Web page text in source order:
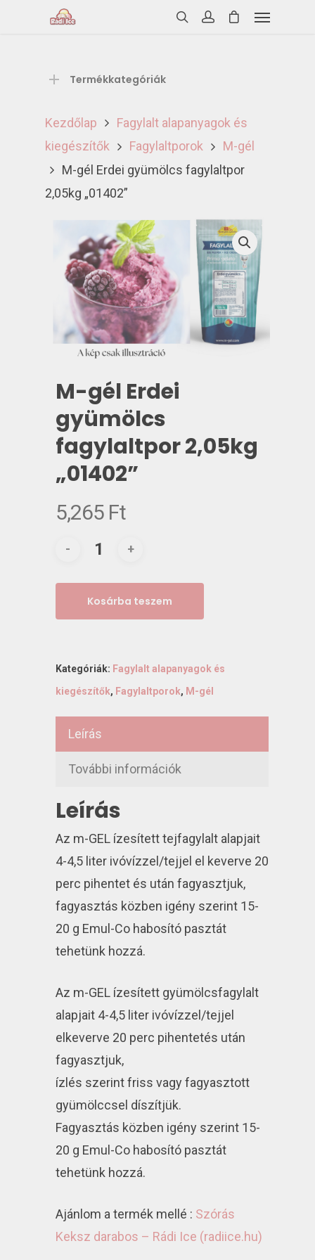
Termékkategóriák
Kezdőlap
Fagylalt alapanyagok és
kiegészítők
Fagylaltporok
M-gél
M-gél Erdei gyümölcs fagylaltpor
2,05kg „01402”
M-gél Erdei
gyümölcs
fagylaltpor 2,05kg
„01402”
5,265 Ft
Kosárba teszem
Kategóriák: Fagylalt alapanyagok és
kiegészítők, Fagylaltporok, M-gél
Leírás
További információk
Leírás
Az m-GEL ízesített tejfagylalt alapjait
4-4,5 liter ivóvízzel/tejjel el keverve 20
perc pihentet és után fagyasztjuk,
fagyasztás közben igény szerint 15-
20 g Emul-Co habosító pasztát
tehetünk hozzá.
Az m-GEL ízesített gyümölcsfagylalt
alapjait 4-4,5 liter ivóvízzel/tejjel
elkeverve 20 perc pihentetés után
fagyasztjuk,
ízlés szerint friss vagy fagyasztott
gyümölccsel díszítjük.
Fagyasztás közben igény szerint 15-
20 g Emul-Co habosító pasztát
tehetünk hozzá.
Ajánlom a termék mellé : Szórás
Keksz darabos – Rádi Ice (radiice.hu)